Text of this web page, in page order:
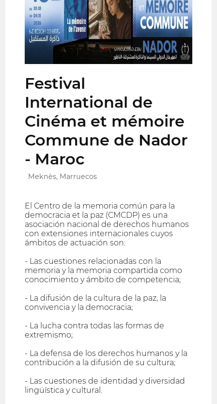
Festival
International de
Cinéma et mémoire
Commune de Nador
- Maroc
Meknès, Marruecos
El Centro de la memoria común para la
democracia et la paz (CMCDP) es una
asociación nacional de derechos humanos
con extensiones internacionales cuyos
ámbitos de actuación son:
- Las cuestiones relacionadas con la
memoria y la memoria compartida como
conocimiento y ámbito de competencia;
- La difusión de la cultura de la paz, la
convivencia y la democracia;
- La lucha contra todas las formas de
extremismo;
- La defensa de los derechos humanos y la
contribución a la difusión de su cultura;
- Las cuestiones de identidad y diversidad
lingüística y cultural.